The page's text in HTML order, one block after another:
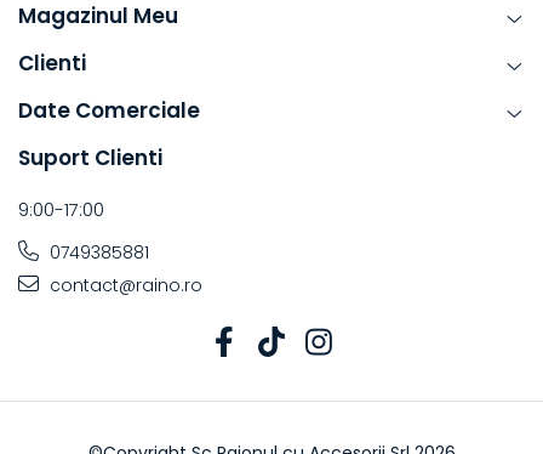
Magazinul Meu
Clienti
Date Comerciale
Suport Clienti
9:00-17:00
0749385881
contact@raino.ro